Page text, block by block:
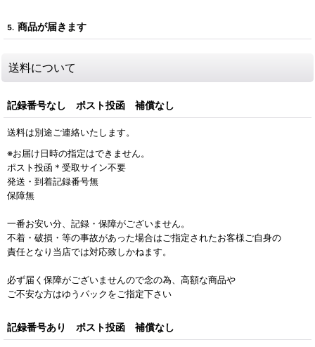
5. 商品が届きます
送料について
記録番号なし ポスト投函 補償なし
送料は別途ご連絡いたします。
※お届け日時の指定はできません。
ポスト投函＊受取サイン不要
発送・到着記録番号無
保障無
一番お安い分、記録・保障がございません。
不着・破損・等の事故があった場合はご指定されたお客様ご自身の
責任となり当店では対応致しかねます。
必ず届く保障がございませんので念の為、高額な商品や
ご不安な方はゆうパックをご指定下さい
記録番号あり ポスト投函 補償なし